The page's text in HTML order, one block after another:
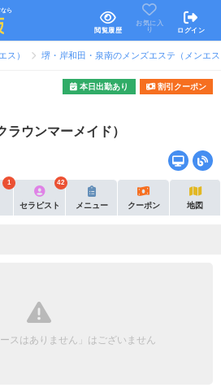
ら
閲覧履歴
お気に入
り
ログイン
ス） 堺・岸和田・泉南のメンズエステ（メンエ
本日出勤あり 割引クーポン
ウンマーメイド）
1
セラピスト
42
メニュー クーポン 地図
スはありません」はございません